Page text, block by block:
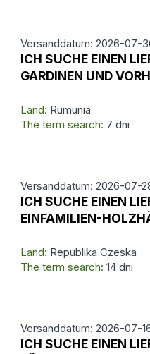
Versanddatum: 2026-07-
ICH SUCHE EINEN
GARDINEN UND
Land: Rumunia
The term search: 7 dni
Versanddatum: 2026-07-
ICH SUCHE EINEN
EINFAMILIEN-
Land: Republika Czeska
The term search: 14 dni
Versanddatum: 2026-07-
ICH SUCHE EINEN